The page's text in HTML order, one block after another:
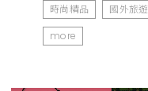
時尚精品 國外旅遊
more